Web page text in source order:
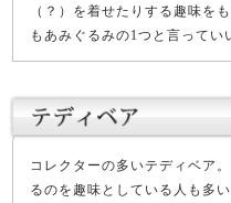
（？）を着せたりする趣味を
もあみぐるみの1つと言ってい
コレクターの多いテディベア
るのを趣味としている人も多い